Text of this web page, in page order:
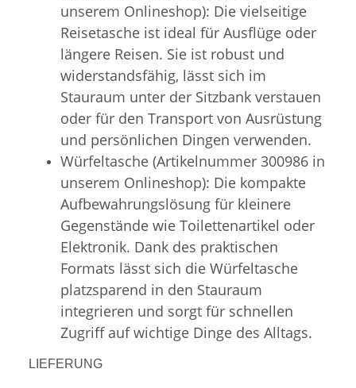
unserem Onlineshop): Die vielseitige
Reisetasche ist ideal für Ausflüge oder
längere Reisen. Sie ist robust und
widerstandsfähig, lässt sich im
Stauraum unter der Sitzbank verstauen
oder für den Transport von Ausrüstung
und persönlichen Dingen verwenden.
Würfeltasche (Artikelnummer 300986 in
unserem Onlineshop): Die kompakte
Aufbewahrungslösung für kleinere
Gegenstände wie Toilettenartikel oder
Elektronik. Dank des praktischen
Formats lässt sich die Würfeltasche
platzsparend in den Stauraum
integrieren und sorgt für schnellen
Zugriff auf wichtige Dinge des Alltags.
LIEFERUNG